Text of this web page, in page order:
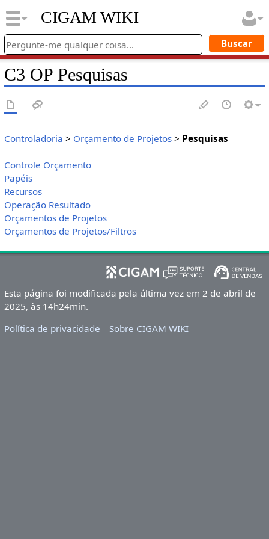
CIGAM WIKI
C3 OP Pesquisas
Controladoria > Orçamento de Projetos> Pesquisas
Controle Orçamento
Papéis
Recursos
Operação Resultado
Orçamentos de Projetos
Orçamentos de Projetos/Filtros
Esta página foi modificada pela última vez em 2 de abril de
2025, às 14h24min.
Política de privacidade
Sobre CIGAM WIKI